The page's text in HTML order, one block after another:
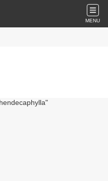
MENU